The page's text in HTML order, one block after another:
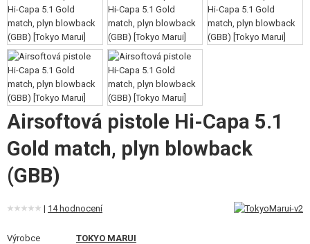
ZÁSOBNÍKY, PLNIČKY
BRÝLE, MASKY
VÝSTROJ, UNIFORMY, POUZDRA
MASKOVÁNÍ, BARVY, PÁSKY
VYSÍLAČKY, HEADSETY, KAMERY
DOPLŇKY KE ZBRANÍM, POPRUHY
Airsoftová pistole Hi-Capa 5.1
Gold match, plyn blowback
(GBB)
| 14 hodnocení
Výrobce
TOKYO MARUI